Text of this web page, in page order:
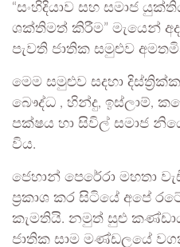
“සංහිදියාව සහ සමාජ
ශක්තිමත් කිරීම” මැයෙන්
පැවති ජාතික සමුළුව
මෙම සමුළුව සදහා
බෞද්ධ , හින්දු, ඉස්ලාම්,
පක්ෂය හා සිවිල් සමාජ
විය.
ජෙහාන් පෙරේරා මහතා
ප්‍රකාශ කර සිටියේ අපේ
කැමතියි. නමුත් සුළු
ජාතික සාම මණ්ඩලයේ